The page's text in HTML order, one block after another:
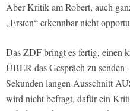
Aber Kritik am Robert, auch
„Ersten“ erkennbar nicht
Das ZDF bringt es fertig, einen
ÜBER das Gespräch zu
Sekunden langen Ausschnitt
wird nicht befragt, dafür ein